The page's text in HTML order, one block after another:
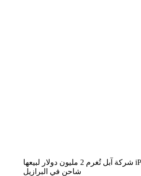
شركة آبل تُغرم 2 مليون دولار لبيعها iPhone 12 بدون
شاحن في البرازيل